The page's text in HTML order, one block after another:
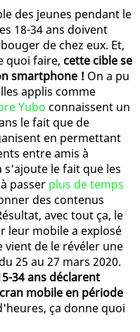
des jeunes pendant le
18-34 ans doivent
de chez eux. Et,
quoi faire, cette cible se
smartphone ! On a pu
applis comme
Yubo connaissent un
le fait que de
en permettant
entre amis à
s'ajoute le fait que les
passer plus de temps
des contenus
avec tout ça, le
leur mobile a explosé
vient de le révéler une
25 au 27 mars 2020.
34 ans déclarent
mobile en période
ça donne quoi